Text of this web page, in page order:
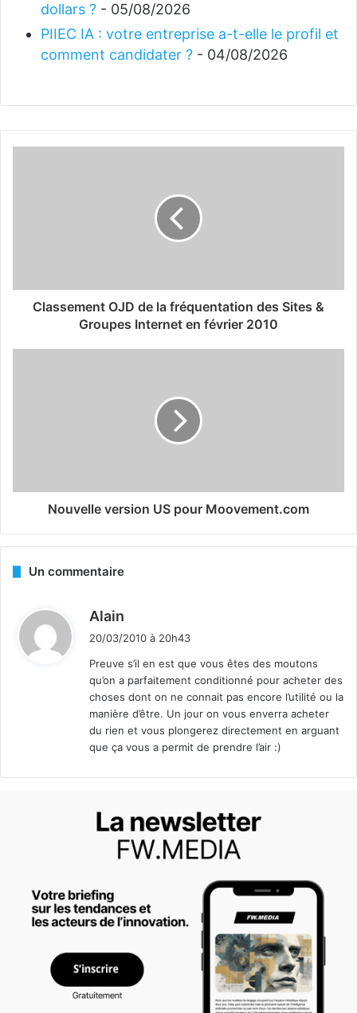
dollars ? - 05/08/2026
PIIEC IA : votre entreprise a-t-elle le profil et
comment candidater ? - 04/08/2026
Classement OJD de la fréquentation des Sites &
Groupes Internet en février 2010
Nouvelle version US pour Moovement.com
Un commentaire
Alain
i
20/03/2010 à 20h43
Preuve s’il en est que vous êtes des moutons
qu’on a parfaitement conditionné pour acheter des
choses dont on ne connait pas encore l’utilité ou la
manière d’être. Un jour on vous enverra acheter
du rien et vous plongerez directement en arguant
que ça vous a permit de prendre l’air :)